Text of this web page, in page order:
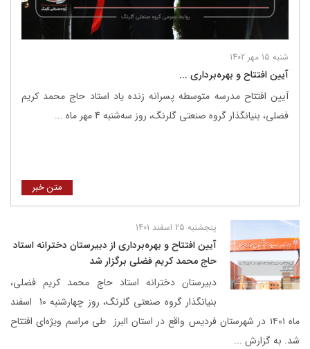
شنبه 15 مهر 1402
آیین افتتاح و بهره‌برداری ...
آیین افتتاح مدرسه متوسطه پسرانه زنده یاد استاد حاج محمد کریم
فضلی، بنیانگذار گروه صنعتی گلرنگ، روز سه‌شنبه 4 مهر ماه ...
متن خبر
پنجشنبه 25 اسفند 1401
آیین افتتاح و بهره‌برداری از دبیرستان دخترانه استاد
حاج محمد کریم فضلی برگزار شد
دبیرستان دخترانه استاد حاج محمد کریم فضلی،
بنیانگذار گروه صنعتی گلرنگ، روز چهارشنبه 10 اسفند
ماه ۱۴۰۱ در شهرستان فردیس واقع در استان البرز طی مراسم ویژه‌ای افتتاح
شد. به گزارش ...